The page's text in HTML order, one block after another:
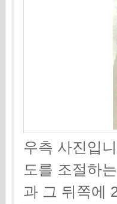
우측 사진입
도를 조절하
과 그 뒤쪽에